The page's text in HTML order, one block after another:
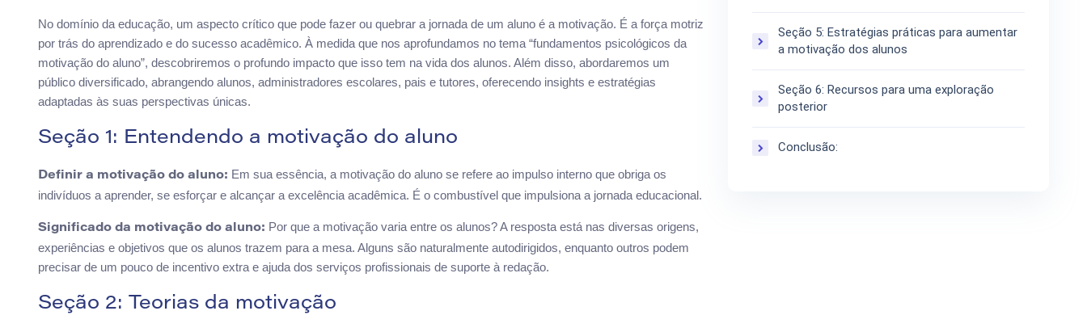
No domínio da educação, um aspecto crítico que pode fazer ou quebrar a jornada de um aluno é a motivação. É a força motriz
por trás do aprendizado e do sucesso acadêmico. À medida que nos aprofundamos no tema “fundamentos psicológicos da
motivação do aluno”, descobriremos o profundo impacto que isso tem na vida dos alunos. Além disso, abordaremos um
público diversificado, abrangendo alunos, administradores escolares, pais e tutores, oferecendo insights e estratégias
adaptadas às suas perspectivas únicas.
Seção 1: Entendendo a motivação do aluno
Definir a motivação do aluno: Em sua essência, a motivação do aluno se refere ao impulso interno que obriga os
indivíduos a aprender, se esforçar e alcançar a excelência acadêmica. É o combustível que impulsiona a jornada educacional.
Significado da motivação do aluno: Por que a motivação varia entre os alunos? A resposta está nas diversas origens,
experiências e objetivos que os alunos trazem para a mesa. Alguns são naturalmente autodirigidos, enquanto outros podem
precisar de um pouco de incentivo extra e ajuda dos serviços profissionais de suporte à redação.
Seção 2: Teorias da motivação
Seção 5: Estratégias práticas para aumentar
a motivação dos alunos
Seção 6: Recursos para uma exploração
posterior
Conclusão: